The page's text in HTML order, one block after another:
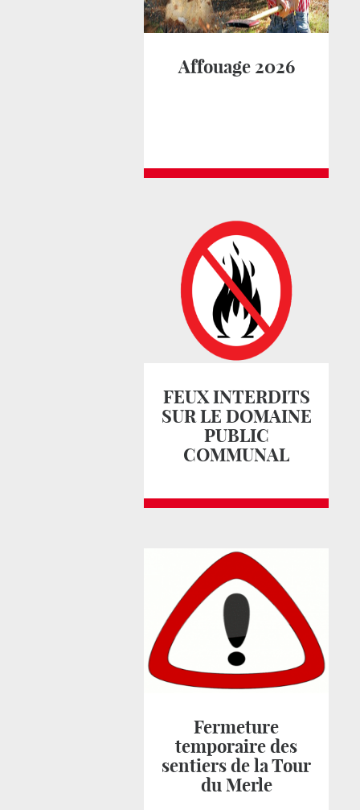
Affouage 2026
FEUX INTERDITS
SUR LE DOMAINE
PUBLIC
COMMUNAL
Fermeture
temporaire des
sentiers de la Tour
du Merle